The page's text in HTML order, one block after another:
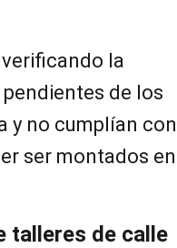
la
de los
y no cumplían con
ser montados en
talleres de calle